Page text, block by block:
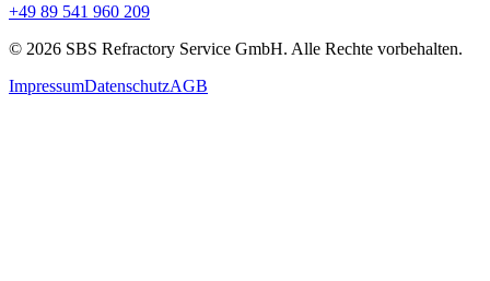
+49 89 541 960 209
© 2026 SBS Refractory Service GmbH. Alle Rechte vorbehalten.
ImpressumDatenschutzAGB